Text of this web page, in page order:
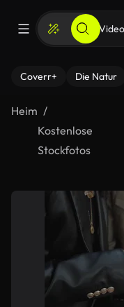
Coverr+ Die Natur
Heim
Kostenlose
Stockfotos